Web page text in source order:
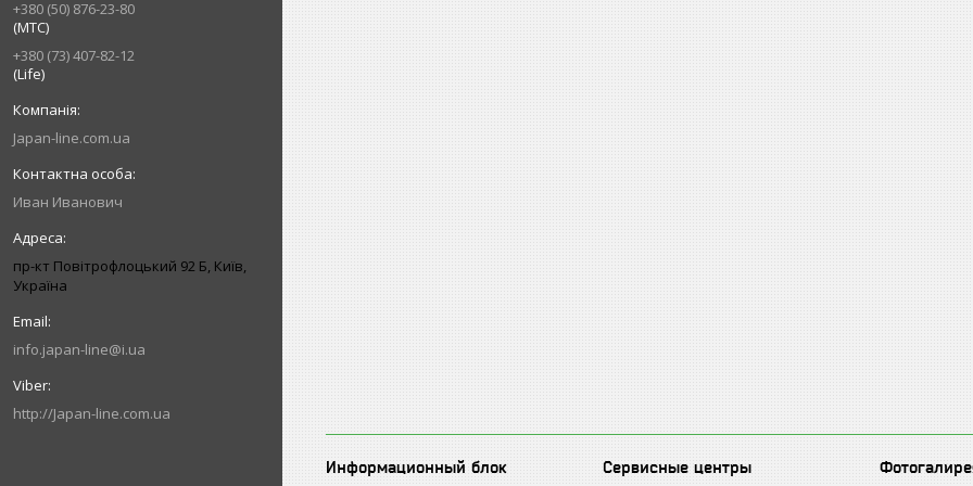
+380 (50) 876-23-80
(МТС)
+380 (73) 407-82-12
(Life)
Japan-line.com.ua
Иван Иванович
пр-кт Повітрофлоцький 92 Б, Київ,
Україна
info.japan-line@i.ua
http://Japan-line.com.ua
Информационный блок Сервисные центры